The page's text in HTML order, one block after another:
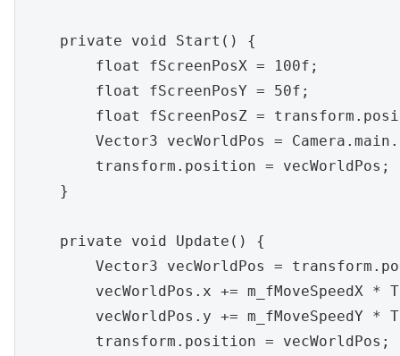
    private void Start() {
        float fScreenPosX = 100f;
        float fScreenPosY = 50f;
float fScreenPosZ =
Vector3 vecWorldPos =
        transform.position = vecWorldPos;
    }
    private void Update() {
Vector3 vecWorldPos =
vecWorldPos.x += m_fMoveSpeedX *
vecWorldPos.y += m_fMoveSpeedY *
        transform.position = vecWorldPos;